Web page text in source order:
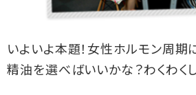
いよいよ本題！女性ホルモン周期
精油を選べばいいかな？わくわく